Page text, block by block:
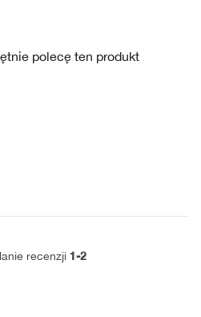
polecę ten produkt
recenzji 1-2